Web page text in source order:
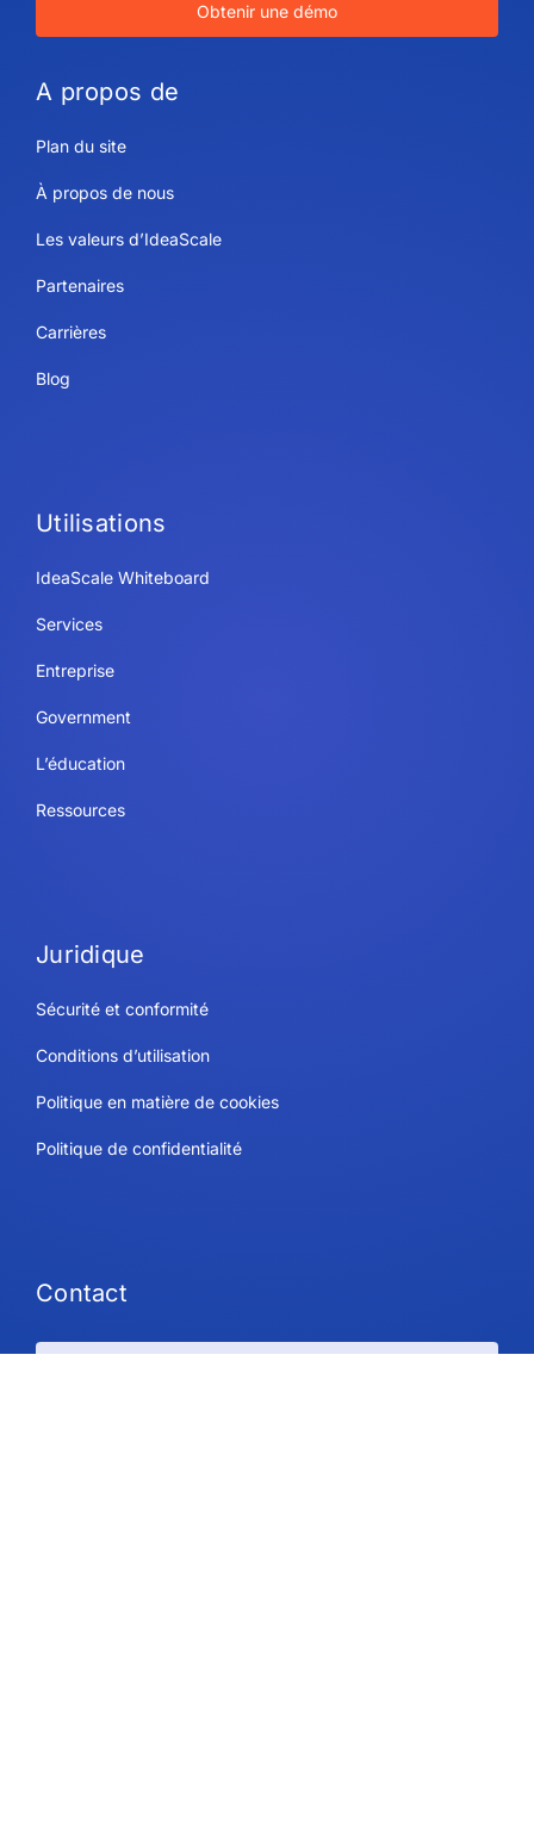
Obtenir une démo
A propos de
Plan du site
À propos de nous
Les valeurs d’IdeaScale
Partenaires
Carrières
Blog
Utilisations
IdeaScale Whiteboard
Services
Entreprise
Government
L’éducation
Ressources
Juridique
Sécurité et conformité
Conditions d’utilisation
Politique en matière de cookies
Politique de confidentialité
Contact